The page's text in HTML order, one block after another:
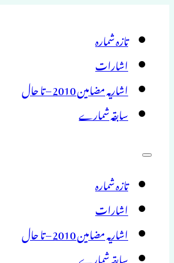
تازہ شمارہ
اشارات
اشاریہ مضامین 2010 – تا حال
سابقہ شمارے
تازہ شمارہ
اشارات
اشاریہ مضامین 2010 – تا حال
سابقہ شمارے